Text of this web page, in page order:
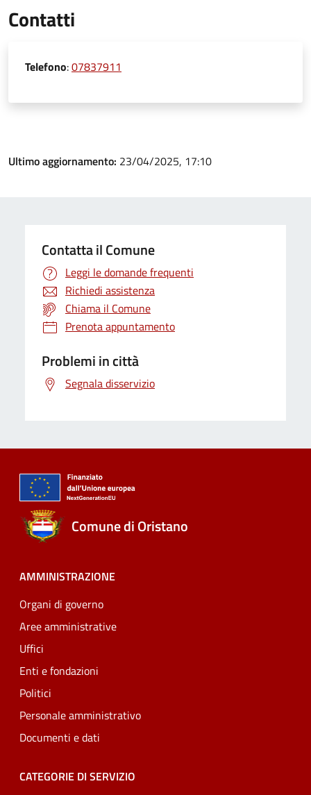
Contatti
Telefono:07837911
Ultimo aggiornamento: 23/04/2025, 17:10
Contatta il Comune
Leggi le domande frequenti
Richiedi assistenza
Chiama il Comune
Prenota appuntamento
Problemi in città
Segnala disservizio
Comune di Oristano
AMMINISTRAZIONE
Organi di governo
Aree amministrative
Uffici
Enti e fondazioni
Politici
Personale amministrativo
Documenti e dati
CATEGORIE DI SERVIZIO